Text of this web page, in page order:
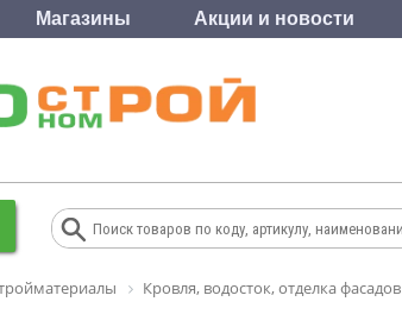
Магазины Акции и новости
Кровля, водосток, отделка фасадов